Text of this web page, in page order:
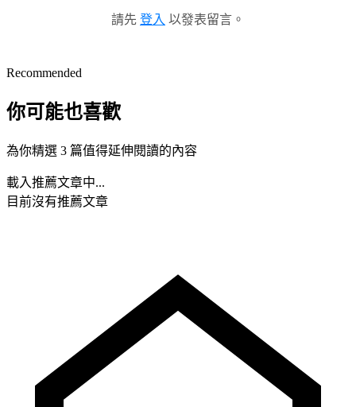
請先 登入 以發表留言。
Recommended
你可能也喜歡
為你精選 3 篇值得延伸閱讀的內容
載入推薦文章中...
目前沒有推薦文章